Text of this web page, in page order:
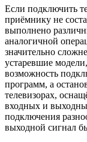
Если подключить
приёмнику не
выполнено
аналогичной
значительно
устаревшие
возможность
программ, а
телевизорах,
входных и
подключения
выходной сигнал